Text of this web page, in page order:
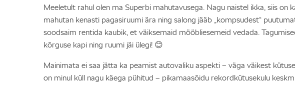
Meeletult rahul olen ma Superbi mahutavusega. Nagu naistel ikka, siis
mahutan kenasti pagasiruumi ära ning salong jääb „kompsudest“
soodsaim rentida kaubik, et väiksemaid mööbliesemeid vedada.
kõrguse kapi ning ruumi jäi ülegi! 😊
Mainimata ei saa jätta ka peamist autovaliku aspekti – väga väikest
on minul küll nagu käega pühitud – pikamaasõidu rekordkütusekulu